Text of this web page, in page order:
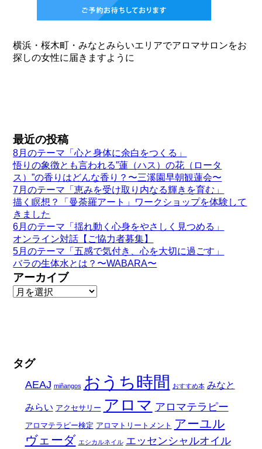
横浜・桜木町・みなとみらいエリアでアロマサロンをお
探しの女性に届きますように
最近の投稿
8月のテーマ「心と身体に余白をつくる」
悟りの象徴とも言われる”蓮（ハス）の花（ロータ
ス）”の香りはどんな香り？〜三溪園早朝観蓮会〜
7月のテーマ「恵みを受け取り内なる輝きを育む」
描く瞑想？「曼荼羅アート」ワークショップを体験して
きました
6月のテーマ「揺れ動く心身をやさしく見つめる」
オンライン対話【ご協力者募集】
5月のテーマ「五感で気付き、心を大切に過ごす」
バラの生体水とは？〜WABARA〜
アーカイブ
タグ
AEAJ miñangos おうち時間 おすすめ本 みなと
みらい アクセサリー アロマ アロマテラピー
アロマテラピー検定 アロマトリートメント アーユル
ヴェーダ エシカルネイル エッセンシャルオイル